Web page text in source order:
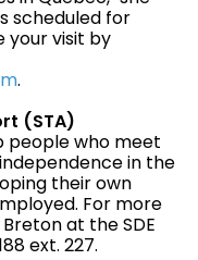
scheduled for
your visit by
.
(STA)
people who meet
in the
their own
For more
at the SDE
ext. 227.